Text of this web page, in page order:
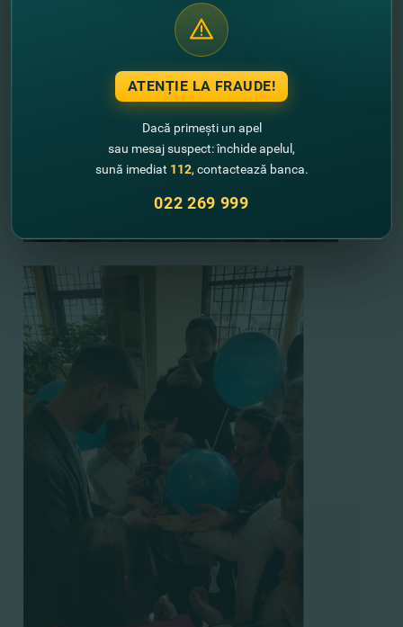
ATENȚIE LA FRAUDE!
Dacă primești un apel
sau mesaj suspect: închide apelul,
sună imediat 112, contactează banca.
022 269 999